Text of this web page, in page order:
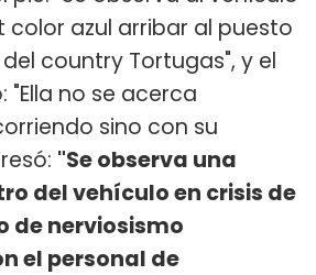
color azul arribar al puesto
country Tortugas", y el
"Ella no se acerca
sino con su
"Se observa una
del vehículo en crisis de
de nerviosismo
el personal de